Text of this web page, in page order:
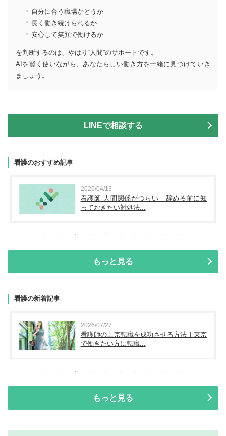
自分に合う職場かどうか
長く働き続けられるか
安心して笑顔で働けるか
を判断するのは、やはり“人間”のサポートです。
AIを賢く使いながら、あなたらしい働き方を一緒に見つけていき
ましょう。
LINEで相談する
看護のおすすめ記事
2026/04/13
看護師 人間関係がつらい｜辞める前に知
っておきたい対処法...
もっと見る
看護の新着記事
2026/07/27
看護師の上京転職を成功させる方法｜東京
で働きたい方に転職...
もっと見る